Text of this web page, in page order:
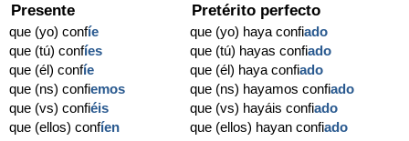
Presente
que (yo) confíe
que (tú) confíes
que (él) confíe
que (ns) confiemos
que (vs) confiéis
que (ellos) confíen
Pretérito perfecto
que (yo) haya confiado
que (tú) hayas confiado
que (él) haya confiado
que (ns) hayamos confiado
que (vs) hayáis confiado
que (ellos) hayan confiado